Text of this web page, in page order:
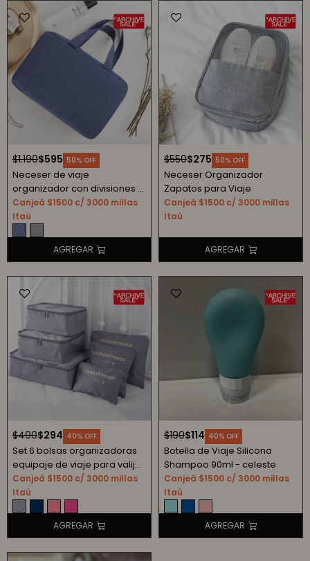
$595
$1.190 50
Neceser de viaje
organizador con divisiones -
azul
Canjeá $1500 c/ 3000 millas
Itaú
$275
$550 50
Neceser Organizador
Zapatos para Viaje
Canjeá $1500 c/ 3000 millas
Itaú
$294
$490 40
Set 6 bolsas organizadoras
equipaje de viaje para valija
- gris
Canjeá $1500 c/ 3000 millas
Itaú
$114
$190 40
Botella de Viaje Silicona
Shampoo 90ml - celeste
Canjeá $1500 c/ 3000 millas
Itaú